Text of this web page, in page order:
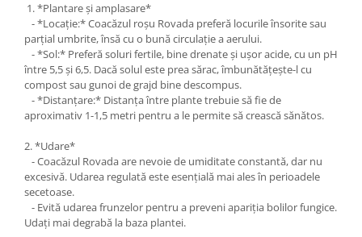
1. *Plantare și amplasare*
- *Locație:* Coacăzul roșu Rovada preferă locurile însorite sau
parțial umbrite, însă cu o bună circulație a aerului.
- *Sol:* Preferă soluri fertile, bine drenate și ușor acide, cu un pH
între 5,5 și 6,5. Dacă solul este prea sărac, îmbunătățește-l cu
compost sau gunoi de grajd bine descompus.
- *Distanțare:* Distanța între plante trebuie să fie de
aproximativ 1-1,5 metri pentru a le permite să crească sănătos.
2. *Udare*
- Coacăzul Rovada are nevoie de umiditate constantă, dar nu
excesivă. Udarea regulată este esențială mai ales în perioadele
secetoase.
- Evită udarea frunzelor pentru a preveni apariția bolilor fungice.
Udați mai degrabă la baza plantei.